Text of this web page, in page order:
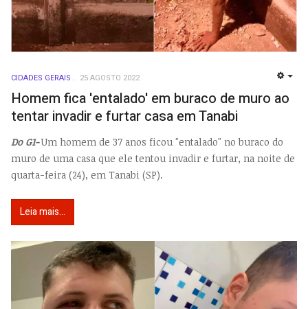
CIDADES GERAIS 25 AGOSTO 2022
Homem fica 'entalado' em buraco de muro ao
tentar invadir e furtar casa em Tanabi
Do G1- Um homem de 37 anos ficou "entalado" no buraco do
muro de uma casa que ele tentou invadir e furtar, na noite de
quarta-feira (24), em Tanabi (SP).
Leia mais...